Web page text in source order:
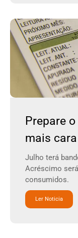
Prepare
mais
Julho terá
Acréscimo
consumidos.
Ler Noticia